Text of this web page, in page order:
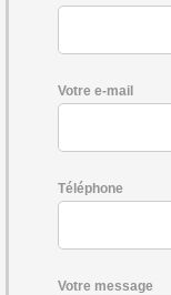
Votre e-mail
Téléphone
Votre message